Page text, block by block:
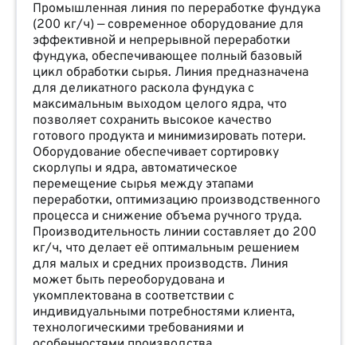
Промышленная линия по переработке фундука
(200 кг/ч) — современное оборудование для
эффективной и непрерывной переработки
фундука, обеспечивающее полный базовый
цикл обработки сырья. Линия предназначена
для деликатного раскола фундука с
максимальным выходом целого ядра, что
позволяет сохранить высокое качество
готового продукта и минимизировать потери.
Оборудование обеспечивает сортировку
скорлупы и ядра, автоматическое
перемещение сырья между этапами
переработки, оптимизацию производственного
процесса и снижение объема ручного труда.
Производительность линии составляет до 200
кг/ч, что делает её оптимальным решением
для малых и средних производств. Линия
может быть переоборудована и
укомплектована в соответствии с
индивидуальными потребностями клиента,
технологическими требованиями и